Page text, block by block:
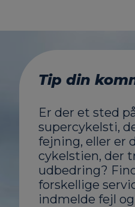
Tip din
Er der et sted
supercykelsti,
fejning, eller er
cykelstien, der
udbedring?
forskellige
indmelde fejl